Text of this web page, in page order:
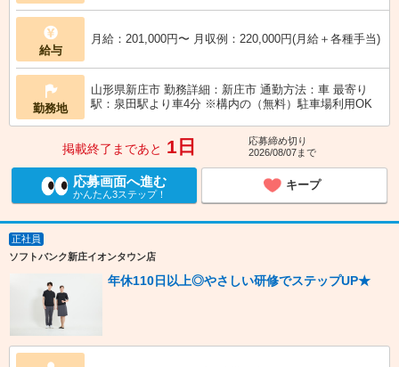
給与
月給：201,000円〜 月収例：220,000円(月給＋各種手当)
勤務地
山形県新庄市 勤務詳細：新庄市 通勤方法：車 最寄り
駅：泉田駅より車4分 ※構内の（無料）駐車場利用OK
掲載終了まであと 1日
応募締め切り
2026/08/07まで
応募画面へ進む
かんたん3ステップ！
キープ
正社員
ソフトバンク新庄イオンタウン店
年休110日以上◎やさしい研修でステップUP★